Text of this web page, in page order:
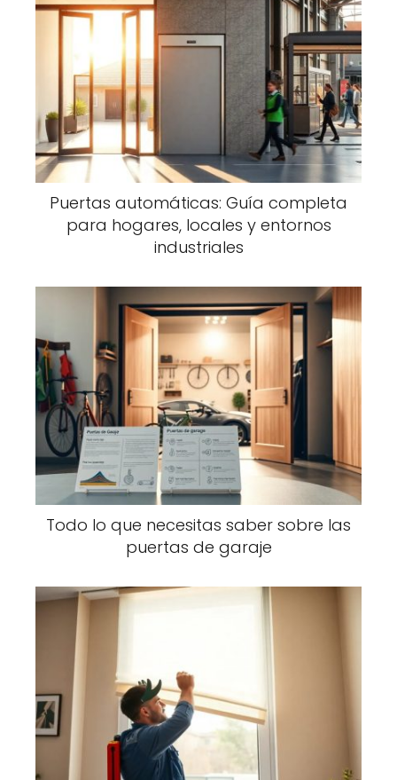
Puertas automáticas: Guía completa
para hogares, locales y entornos
industriales
Todo lo que necesitas saber sobre las
puertas de garaje